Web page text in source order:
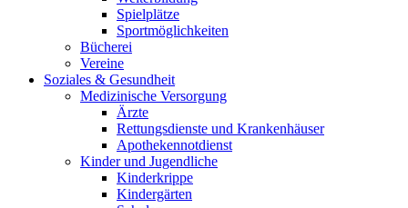
Spielplätze
Sportmöglichkeiten
Bücherei
Vereine
Soziales & Gesundheit
Medizinische Versorgung
Ärzte
Rettungsdienste und Krankenhäuser
Apothekennotdienst
Kinder und Jugendliche
Kinderkrippe
Kindergärten